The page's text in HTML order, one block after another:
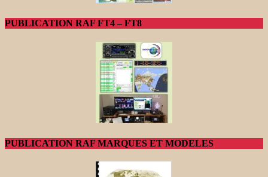
PUBLICATION RAF FT4 – FT8
PUBLICATION RAF MARQUES ET MODELES